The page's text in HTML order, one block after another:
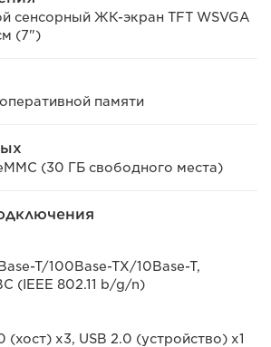
сенсорный ЖК-экран TFT WSVGA
(7")
памяти
(30 ГБ свободного места)
T/100Base-TX/10Base-T,
(IEEE 802.11 b/g/n)
(хост) x3, USB 2.0 (устройство) x1